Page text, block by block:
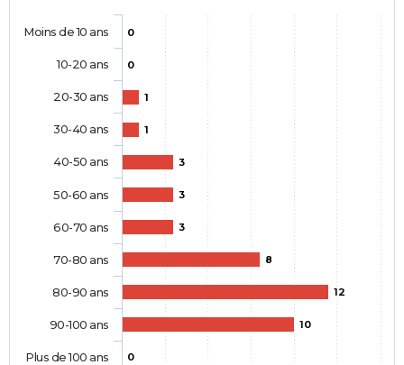
0
0
1
1
3
3
3
8
12
10
0
Moins de 10 ans
10-20 ans
20-30 ans
30-40 ans
40-50 ans
50-60 ans
60-70 ans
70-80 ans
80-90 ans
90-100 ans
Plus de 100 ans